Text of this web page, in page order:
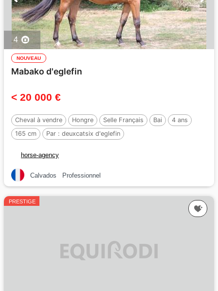
4
NOUVEAU
Mabako d'eglefin
< 20 000 €
Cheval à vendre Hongre Selle Français Bai
4 ans
165 cm
Par : deuxcatsix d'eglefin
horse-agency
Calvados Professionnel
PRESTIGE